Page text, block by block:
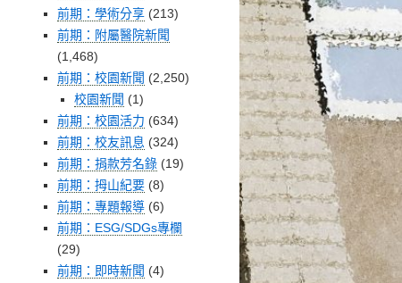
前期：學術分享 (213)
前期：附屬醫院新聞
(1,468)
前期：校園新聞 (2,250)
校園新聞 (1)
前期：校園活力 (634)
前期：校友訊息 (324)
前期：捐款芳名錄 (19)
前期：拇山紀要 (8)
前期：專題報導 (6)
前期：ESG/SDGs專欄
(29)
前期：即時新聞 (4)